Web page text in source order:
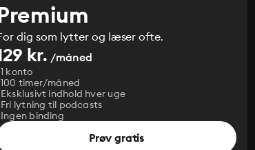
dig som lytter og læser ofte.
kr. /måned
1 konto
100 timer/måned
Eksklusivt indhold hver uge
Fri lytning til podcasts
Ingen binding
Prøv gratis